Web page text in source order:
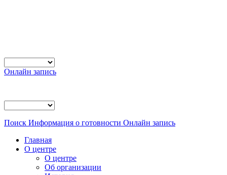
Онлайн запись
Поиск Информация о готовности Онлайн запись
Главная
О центре
О центре
Об организации